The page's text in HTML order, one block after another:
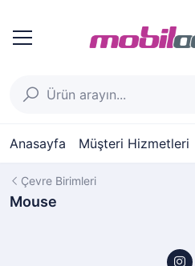
Anasayfa Müşteri Hizmetleri
Çevre Birimleri
Mouse